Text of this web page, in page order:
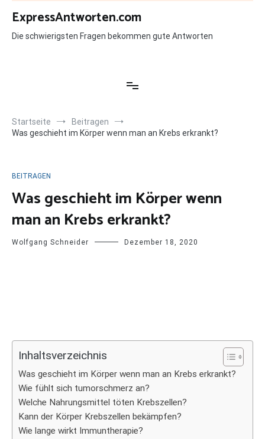
Zum
Inhalt
springen
ExpressAntworten.com
Die schwierigsten Fragen bekommen gute Antworten
Startseite
Beitragen
Was geschieht im Körper wenn man an Krebs erkrankt?
BEITRAGEN
Was geschieht im Körper wenn
man an Krebs erkrankt?
Wolfgang Schneider Dezember 18, 2020
Inhaltsverzeichnis
Was geschieht im Körper wenn man an Krebs erkrankt?
Wie fühlt sich tumorschmerz an?
Welche Nahrungsmittel töten Krebszellen?
Kann der Körper Krebszellen bekämpfen?
Wie lange wirkt Immuntherapie?